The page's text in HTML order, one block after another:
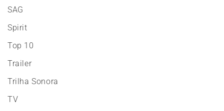
SAG
Spirit
Top 10
Trailer
Trilha Sonora
TV